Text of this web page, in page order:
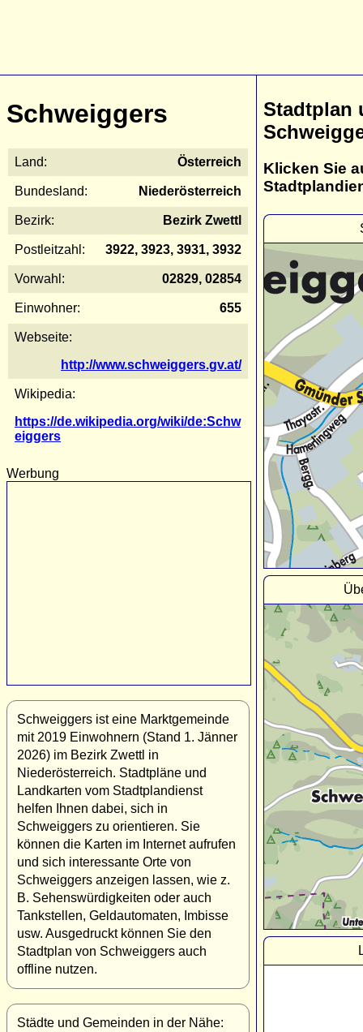
Schweiggers
Land: Österreich
Bundesland: Niederösterreich
Bezirk: Bezirk Zwettl
Postleitzahl: 3922, 3923, 3931, 3932
Vorwahl: 02829, 02854
Einwohner: 655
Webseite:
http://www.schweiggers.gv.at/
Wikipedia:
https://de.wikipedia.org/wiki/de:Schw
eiggers
Werbung
Schweiggers ist eine Marktgemeinde
mit 2019 Einwohnern (Stand 1. Jänner
2026) im Bezirk Zwettl in
Niederösterreich. Stadtpläne und
Landkarten vom Stadtplandienst
helfen Ihnen dabei, sich in
Schweiggers zu orientieren. Sie
können die Karten im Internet aufrufen
und sich interessante Orte von
Schweiggers anzeigen lassen, wie z.
B. Sehenswürdigkeiten oder auch
Tankstellen, Geldautomaten, Imbisse
usw. Ausgedruckt können Sie den
Stadtplan von Schweiggers auch
offline nutzen.
Städte und Gemeinden in der Nähe:
Stadtplan
Klicken Sie